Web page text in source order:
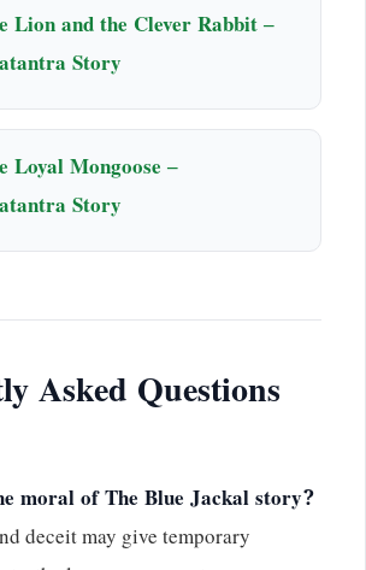
Lion and the Clever Rabbit –
Story
Loyal Mongoose –
Story
Asked Questions
moral of The Blue Jackal story?
deceit may give temporary